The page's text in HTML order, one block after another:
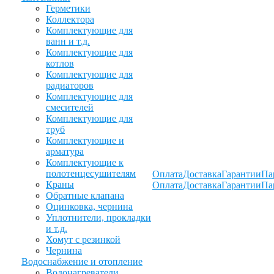
Герметики
Коллектора
Комплектующие для
ванн и т.д.
Комплектующие для
котлов
Комплектующие для
радиаторов
Комплектующие для
смесителей
Комплектующие для
труб
Комплектующие и
арматура
Комплектующие к
полотенцесушителям
Краны
Обратные клапана
Оцинковка, чернина
Уплотнители, прокладки
и т.д.
Хомут с резинкой
Чернина
Водоснабжение и отопление
Оплата
Оплата
Доставка
Доставка
Гарантии
Гарантии